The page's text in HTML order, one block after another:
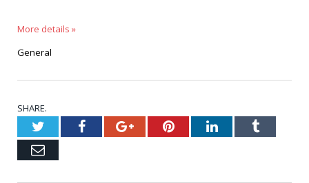
More details »
General
SHARE.
TwitterFacebookGoogle+PinterestLinkedInTumblr
Email